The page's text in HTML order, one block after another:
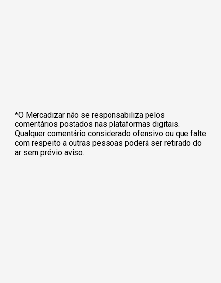
*O Mercadizar não se responsabiliza pelos
comentários postados nas plataformas digitais.
Qualquer comentário considerado ofensivo ou que falte
com respeito a outras pessoas poderá ser retirado do
ar sem prévio aviso.